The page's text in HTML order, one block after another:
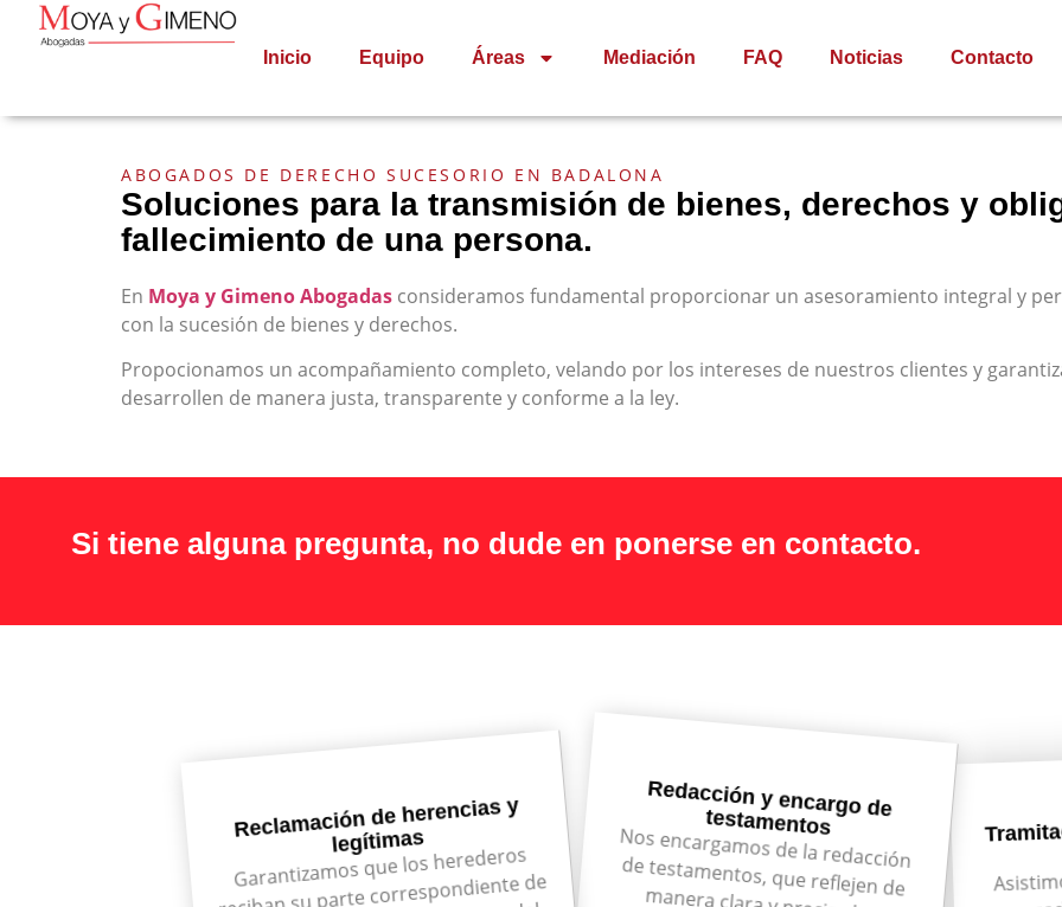
Inicio Equipo Áreas Mediación FAQ Noticias Contacto
ABOGADOS DE DERECHO SUCESORIO EN BADALONA
Soluciones para la transmisión de bienes, derechos y
fallecimiento de una persona.
En Moya y Gimeno Abogadas consideramos fundamental proporcionar un asesoramiento integral y
con la sucesión de bienes y derechos.
Propocionamos un acompañamiento completo, velando por los intereses de nuestros clientes y
desarrollen de manera justa, transparente y conforme a la ley.
Si tiene alguna pregunta, no dude en ponerse en contacto.
Reclamación de herencias y
legítimas
Garantizamos que los herederos
reciban su parte correspondiente de
Redacción y encargo de
testamentos
Nos encargamos de la redacción
de testamentos, que reflejen de
manera clara y precisa las